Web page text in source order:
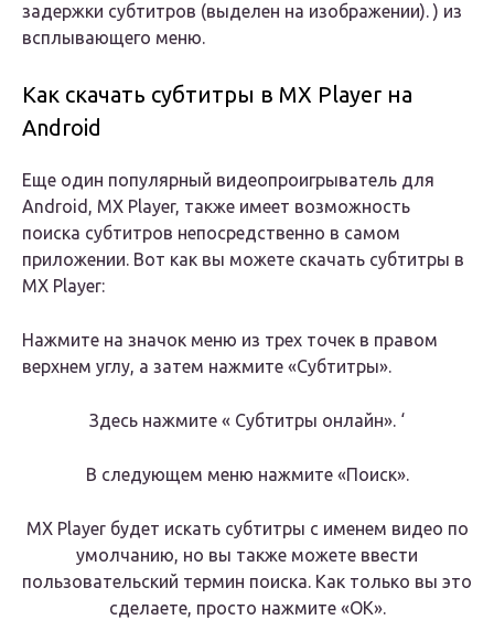
задержки субтитров (выделен на изображении). ) из
всплывающего меню.
Как скачать субтитры в MX Player на
Android
Еще один популярный видеопроигрыватель для
Android, MX Player, также имеет возможность
поиска субтитров непосредственно в самом
приложении. Вот как вы можете скачать субтитры в
MX Player:
Нажмите на значок меню из трех точек в правом
верхнем углу, а затем нажмите «Субтитры».
Здесь нажмите « Субтитры онлайн». ‘
В следующем меню нажмите «Поиск».
MX Player будет искать субтитры с именем видео по
умолчанию, но вы также можете ввести
пользовательский термин поиска. Как только вы это
сделаете, просто нажмите «ОК».